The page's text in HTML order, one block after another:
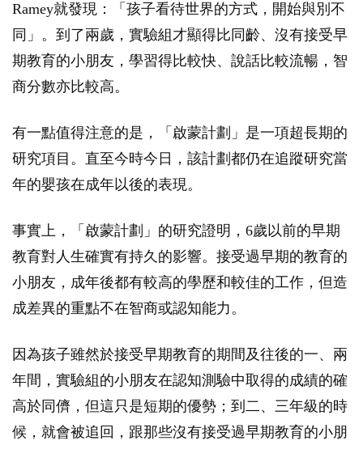
Ramey就發現：「孩子看待世界的方式，開始與別不
同」。到了兩歲，實驗組才顯得比同齡、沒有接受早
期教育的小朋友，學習得比較快、說話比較流暢，智
商分數亦比較高。
有一點值得注意的是，「啟蒙計劃」是一項超長期的
研究項目。直至今時今日，該計劃都仍在追蹤研究當
年的嬰孩在成年以後的表現。
事實上，「啟蒙計劃」的研究證明，6歲以前的早期
教育對人生確實有持久的影響。接受過早期的教育的
小朋友，成年後都有較高的學歷和較佳的工作，但造
成差異的重點不在智商或認知能力。
因為孩子雖然於接受早期教育的期間及往後的一、兩
年間，實驗組的小朋友在認知測驗中取得的成績的確
高於同儕，但這只是短期的優勢；到二、三年級的時
候，就會被追回，跟那些沒有接受過早期教育的小朋